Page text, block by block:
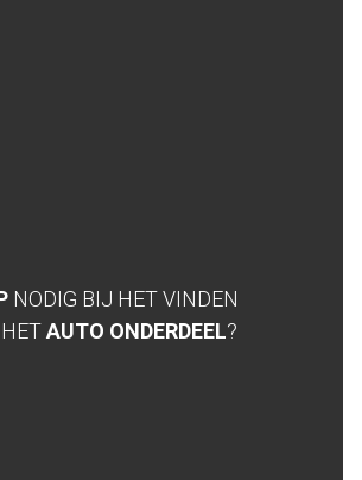
NODIG BIJ HET VINDEN
AUTO ONDERDEEL?